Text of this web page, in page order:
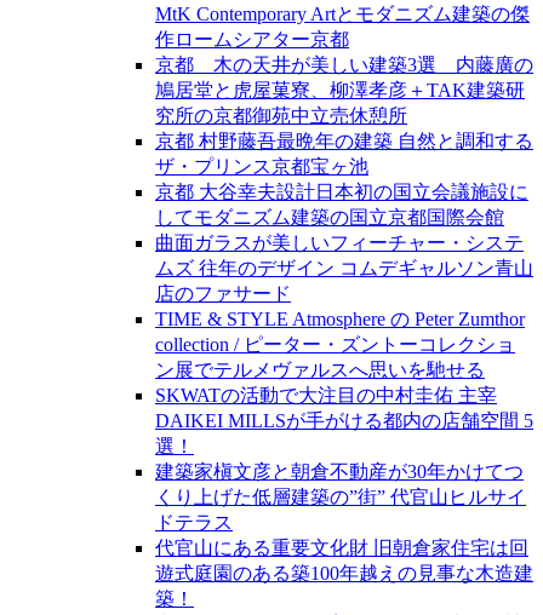
MtK Contemporary Artとモダニズム建築の傑
作ロームシアター京都
京都 木の天井が美しい建築3選 内藤廣の
鳩居堂と虎屋菓寮、柳澤孝彦＋TAK建築研
究所の京都御苑中立売休憩所
京都 村野藤吾最晩年の建築 自然と調和する
ザ・プリンス京都宝ヶ池
京都 大谷幸夫設計日本初の国立会議施設に
してモダニズム建築の国立京都国際会館
曲面ガラスが美しいフィーチャー・システ
ムズ 往年のデザイン コムデギャルソン青山
店のファサード
TIME & STYLE Atmosphere の Peter Zumthor
collection / ピーター・ズントーコレクショ
ン展でテルメヴァルスへ思いを馳せる
SKWATの活動で大注目の中村圭佑 主宰
DAIKEI MILLSが手がける都内の店舗空間 5
選！
建築家槇文彦と朝倉不動産が30年かけてつ
くり上げた低層建築の”街” 代官山ヒルサイ
ドテラス
代官山にある重要文化財 旧朝倉家住宅は回
遊式庭園のある築100年越えの見事な木造建
築！